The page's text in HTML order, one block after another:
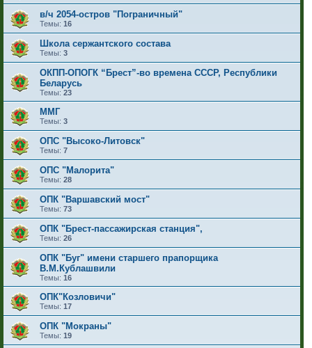
в/ч 2054-остров "Пограничный"
Темы: 16
Школа сержантского состава
Темы: 3
ОКПП-ОПОГК “Брест”-во времена СССР, Республики
Беларусь
Темы: 23
ММГ
Темы: 3
ОПС "Высоко-Литовск"
Темы: 7
ОПС "Малорита"
Темы: 28
ОПК "Варшавский мост"
Темы: 73
ОПК "Брест-пассажирская станция",
Темы: 26
ОПК "Буг" имени старшего прапорщика
В.М.Кублашвили
Темы: 16
ОПК"Козловичи"
Темы: 17
ОПК "Мокраны"
Темы: 19